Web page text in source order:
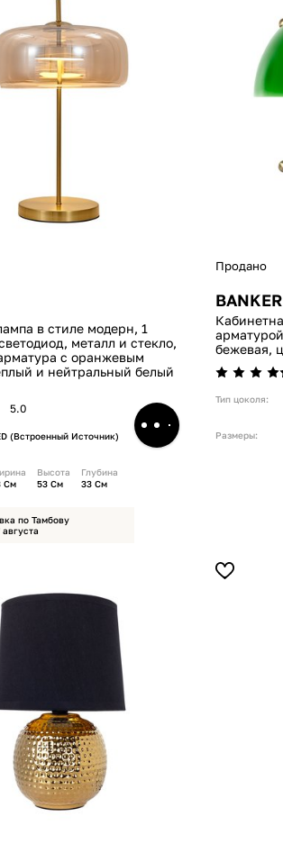
в стиле модерн, 1
металл и стекло,
с оранжевым
и нейтральный белый
5.0
(встроенный Источник)
См
Высота
53 См
Глубина
33 См
по Тамбову
августа
Продано
BANKER
бежевая,
Тип цоколя:
Размеры: